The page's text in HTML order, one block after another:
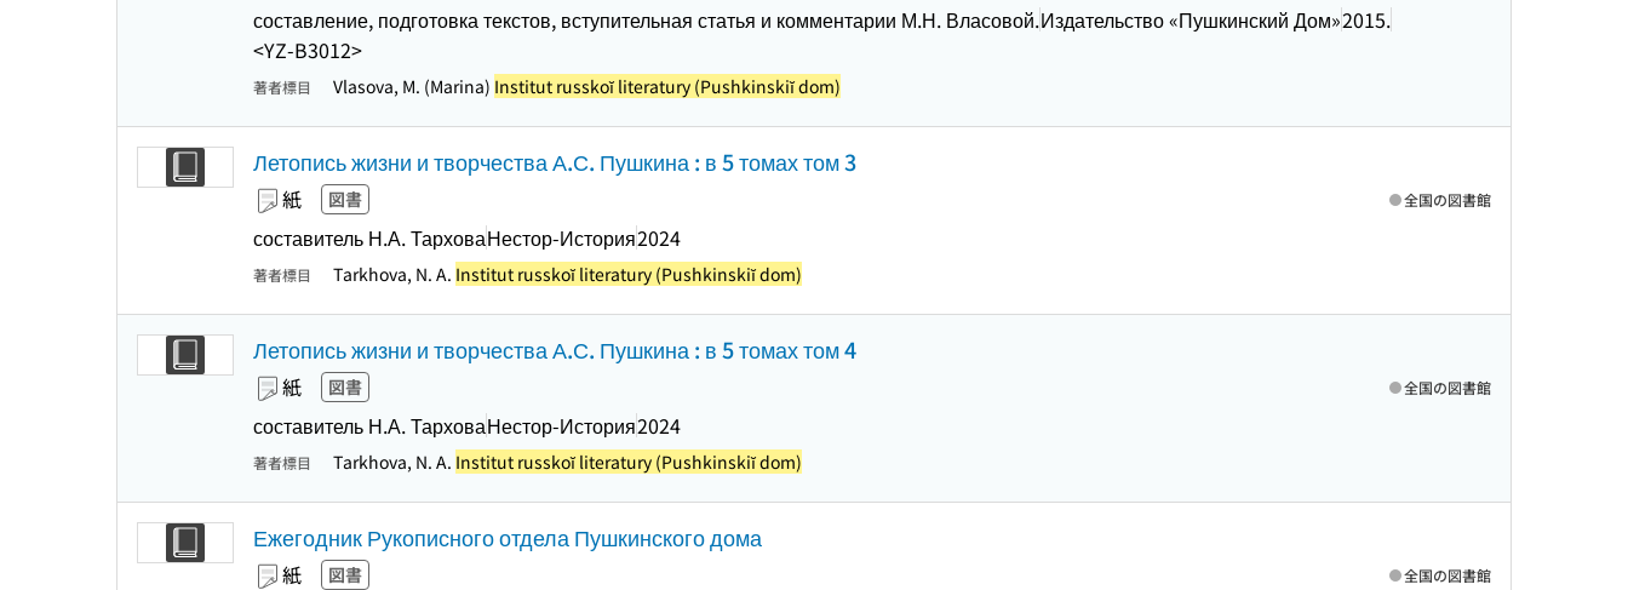
составление, подготовка текстов, вступительная статья и комментарии М.Н. Власовой.Издательство «Пушкинский Дом»2015.
<YZ-B3012>
著者標目 Vlasova, M. (Marina) Institut russkoĭ literatury (Pushkinskiĭ dom)
Летопись жизни и творчества А.С. Пушкина : в 5 томах том 3
紙 図書
составитель Н.А. ТарховаНестор-История2024
全国の図書館
著者標目 Tarkhova, N. A. Institut russkoĭ literatury (Pushkinskiĭ dom)
Летопись жизни и творчества А.С. Пушкина : в 5 томах том 4
紙 図書
составитель Н.А. ТарховаНестор-История2024
全国の図書館
著者標目 Tarkhova, N. A. Institut russkoĭ literatury (Pushkinskiĭ dom)
Ежегодник Рукописного отдела Пушкинского дома
紙 図書 全国の図書館